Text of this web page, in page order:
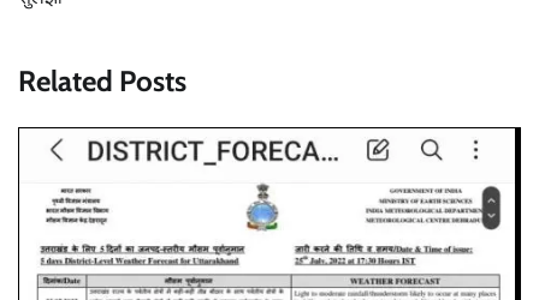
Related Posts